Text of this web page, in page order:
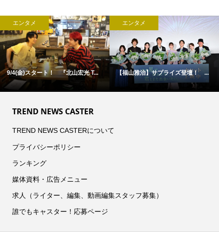
エンタメ
9/4(金)スタート！ 『北山宏光 T...
エンタメ
【福山雅治】サプライズ登壇！ ...
TREND NEWS CASTER
TREND NEWS CASTERについて
プライバシーポリシー
ランキング
媒体資料・広告メニュー
求人（ライター、編集、動画編集スタッフ募集）
誰でもキャスター！応募ページ